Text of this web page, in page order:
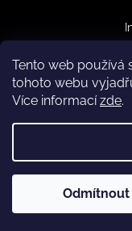
Tento web používá
tohoto webu
Více informacízde.
Odmítnout
Z důvodu čerpání